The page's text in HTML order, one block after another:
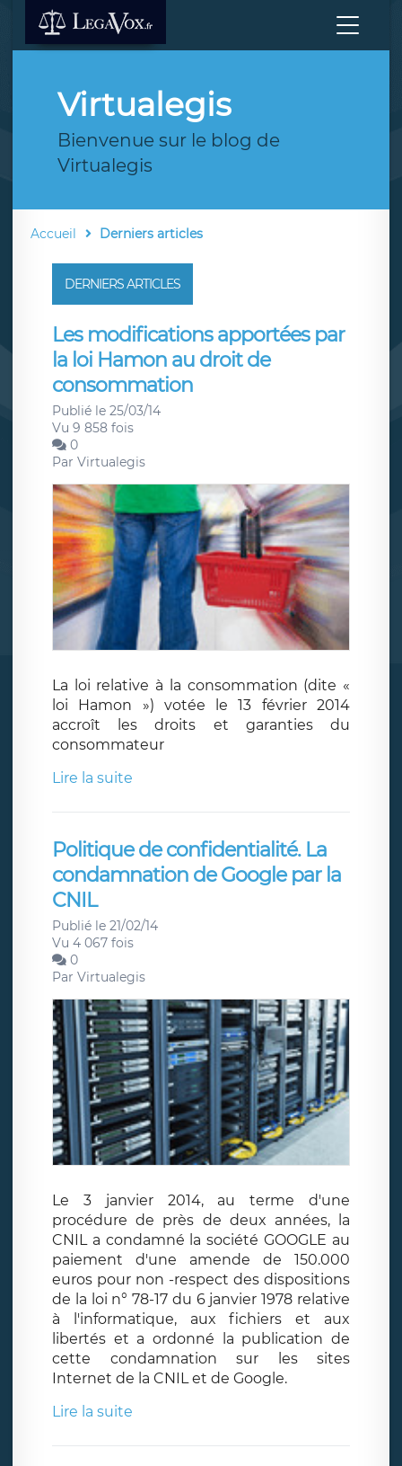
Virtualegis
Bienvenue sur le blog de
Virtualegis
Accueil Derniers articles
DERNIERS ARTICLES
Les modifications apportées par
la loi Hamon au droit de
consommation
Publié le 25/03/14
Vu 9 858 fois
0
Par Virtualegis
La loi relative à la consommation (dite «
loi Hamon ») votée le 13 février 2014
accroît les droits et garanties du
consommateur
Lire la suite
Politique de confidentialité. La
condamnation de Google par la
CNIL
Publié le 21/02/14
Vu 4 067 fois
0
Par Virtualegis
Le 3 janvier 2014, au terme d'une
procédure de près de deux années, la
CNIL a condamné la société GOOGLE au
paiement d'une amende de 150.000
euros pour non -respect des dispositions
de la loi n° 78-17 du 6 janvier 1978 relative
à l'informatique, aux fichiers et aux
libertés et a ordonné la publication de
cette condamnation sur les sites
Internet de la CNIL et de Google.
Lire la suite